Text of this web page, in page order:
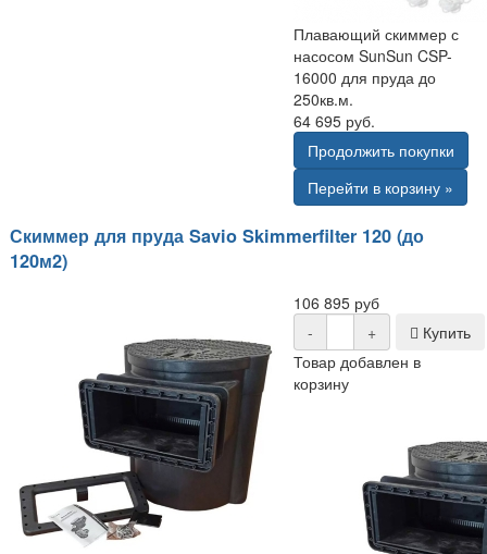
Плавающий скиммер с
насосом SunSun CSP-
16000 для пруда до
250кв.м.
64 695 руб.
Продолжить покупки
Перейти в корзину »
Скиммер для пруда Savio Skimmerfilter 120 (до
120м2)
106 895 руб
-
+
Купить
Товар добавлен в
корзину